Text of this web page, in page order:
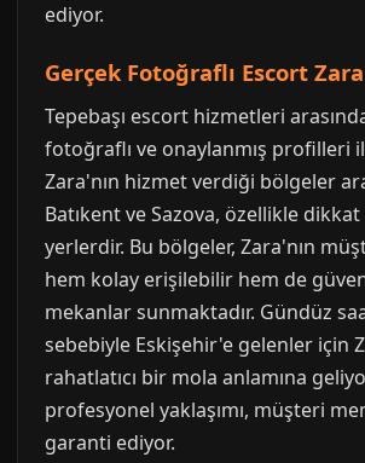
ediyor.
Gerçek Fotoğraflı Escort Zara
Tepebaşı escort hizmetleri
fotoğraflı ve onaylanmış profilleri
Zara'nın hizmet verdiği bölgeler
Batıkent ve Sazova, özellikle
yerlerdir. Bu bölgeler, Zara'nın
hem kolay erişilebilir hem de
mekanlar sunmaktadır. Gündüz
sebebiyle Eskişehir'e gelenler için
rahatlatıcı bir mola anlamına
profesyonel yaklaşımı, müşteri
garanti ediyor.